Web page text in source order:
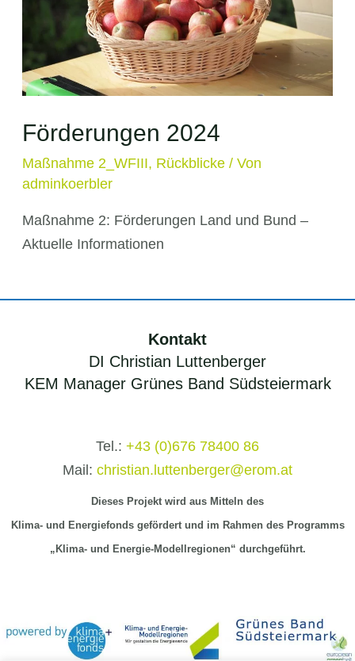
Förderungen 2024
Maßnahme 2_WFIII, Rückblicke/ Von
adminkoerbler
Maßnahme 2: Förderungen Land und Bund –
Aktuelle Informationen
Kontakt
DI Christian Luttenberger
KEM Manager Grünes Band Südsteiermark
Tel.: +43 (0)676 78400 86
Mail: christian.luttenberger@erom.at
Dieses Projekt wird aus Mitteln des
Klima- und Energiefonds gefördert und im Rahmen des Programms
„Klima- und Energie-Modellregionen“ durchgeführt.